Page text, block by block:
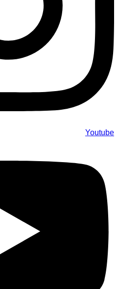
Youtube